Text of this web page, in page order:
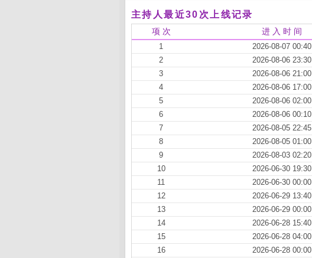
主持人最近30次上线记录
项 次 进 入 时 间
1 2026-08-07 00:40
2
2026-08-06 23:30
3
2026-08-06 21:00
4
2026-08-06 17:00
5
2026-08-06 02:00
6
2026-08-06 00:10
7
2026-08-05 22:45
8
2026-08-05 01:00
9
2026-08-03 02:20
10
2026-06-30 19:30
11
2026-06-30 00:00
12
2026-06-29 13:40
13
2026-06-29 00:00
14
2026-06-28 15:40
15
2026-06-28 04:00
16
2026-06-28 00:00